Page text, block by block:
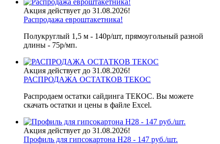
Акция действует до 31.08.2026!
Распродажа евроштакетника!
Полукруглый 1,5 м - 140р/шт, прямоугольный разной
длины - 75р/мп.
Акция действует до 31.08.2026!
РАСПРОДАЖА ОСТАТКОВ ТЕКОС
Распродаем остатки сайдинга ТЕКОС. Вы можете
скачать остатки и цены в файле Excel.
Акция действует до 31.08.2026!
Профиль для гипсокартона H28 - 147 руб./шт.